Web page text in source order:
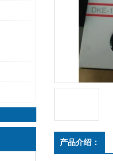
产品介绍：